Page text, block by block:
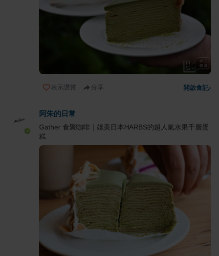
表示讚賞 分享 開啟食記›
阿朱的日常
Gather 食聚咖啡｜媲美日本HARBS的超人氣水果千層蛋
糕